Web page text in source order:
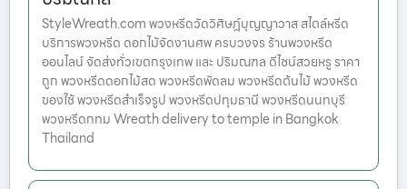
StyleWreath.com พวงหรีดวัดวิศิษฎ์บุญญาวาส สไตล์หรีด
บริการพวงหรีด ดอกไม้จัดงานศพ ครบวงจร ร้านพวงหรีด
ออนไลน์ จัดส่งทั่วเขตกรุงเทพ และ ปริมณฑล ดีไซน์สวยหรู ราคา
ถูก พวงหรีดดอกไม้สด พวงหรีดพัดลม พวงหรีดต้นไม้ พวงหรีด
ของใช้ พวงหรีดสำเร็จรูป พวงหรีดปทุมธานี พวงหรีดนนทบุรี
พวงหรีดกทม Wreath delivery to temple in Bangkok
Thailand